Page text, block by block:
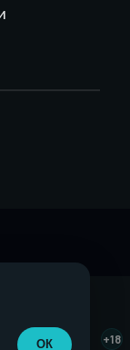
+18
ОК